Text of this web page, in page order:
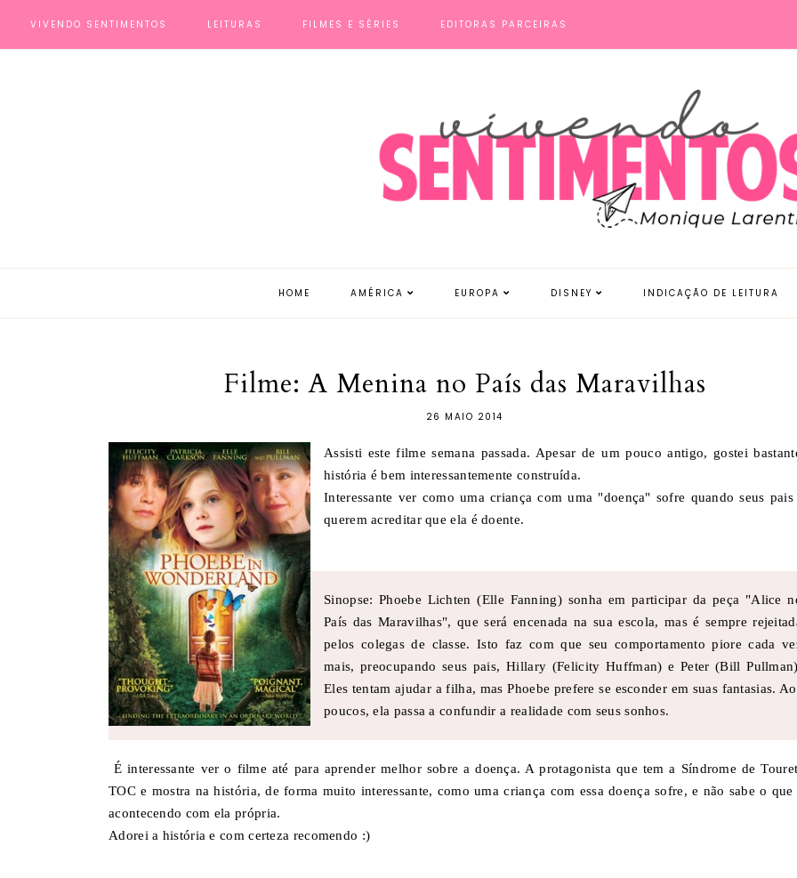
VIVENDO SENTIMENTOS LEITURAS FILMES E SÉRIES EDITORAS PARCEIRAS
HOME AMÉRICA EUROPA DISNEY INDICAÇÃO DE LEITURA
Filme: A Menina no País das Maravilhas
26 MAIO 2014
Assisti este filme semana passada. Apesar de um pouco antigo, gostei
história é bem interessantemente construída.
Interessante ver como uma criança com uma "doença" sofre quando seus pais
querem acreditar que ela é doente.
Sinopse: Phoebe Lichten (Elle Fanning) sonha em participar da peça "Alice
País das Maravilhas", que será encenada na sua escola, mas é sempre
pelos colegas de classe. Isto faz com que seu comportamento piore cada
mais, preocupando seus pais, Hillary (Felicity Huffman) e Peter (Bill
Eles tentam ajudar a filha, mas Phoebe prefere se esconder em suas fantasias.
poucos, ela passa a confundir a realidade com seus sonhos.
É interessante ver o filme até para aprender melhor sobre a doença. A protagonista que tem a Síndrome de
TOC e mostra na história, de forma muito interessante, como uma criança com essa doença sofre, e não sabe o que
acontecendo com ela própria.
Adorei a história e com certeza recomendo :)